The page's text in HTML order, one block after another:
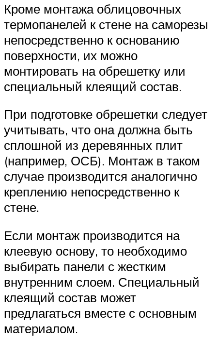
Кроме монтажа облицовочных
термопанелей к стене на саморезы
непосредственно к основанию
поверхности, их можно
монтировать на обрешетку или
специальный клеящий состав.
При подготовке обрешетки следует
учитывать, что она должна быть
сплошной из деревянных плит
(например, ОСБ). Монтаж в таком
случае производится аналогично
креплению непосредственно к
стене.
Если монтаж производится на
клеевую основу, то необходимо
выбирать панели с жестким
внутренним слоем. Специальный
клеящий состав может
предлагаться вместе с основным
материалом.